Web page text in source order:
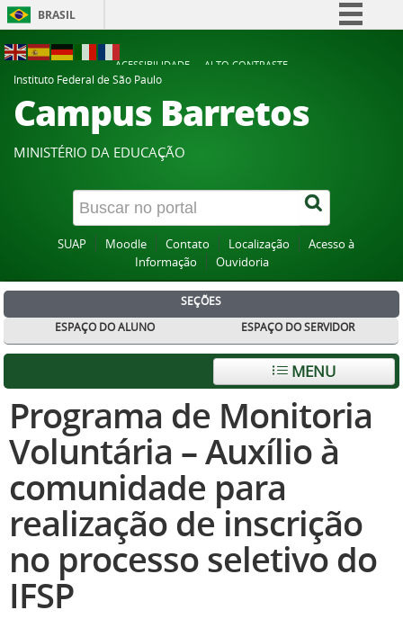
BRASIL
Participe
Acesso à informação
Canais
ACESSIBILIDADE
ALTO CONTRASTE
Instituto Federal de São Paulo
Campus Barretos
MINISTÉRIO DA EDUCAÇÃO
SUAP Moodle Contato Localização
Acesso à
Informação
Ouvidoria
SEÇÕES
ESPAÇO DO ALUNO
ESPAÇO DO SERVIDOR
MENU
Programa de Monitoria
Voluntária – Auxílio à
comunidade para
realização de inscrição
no processo seletivo do
IFSP